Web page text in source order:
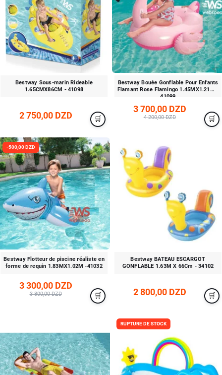
Bestway Sous-marin Rideable
1.65CMX86CM - 41098
2 750,00 DZD
Bestway Bouée Gonflable Pour Enfants
Flamant Rose Flamingo 1.45MX1.21M -
41099
3 700,00 DZD
4 200,00 DZD
-500,00 DZD
Bestway Flotteur de piscine réaliste en
forme de requin 1.83MX1.02M -41032
3 300,00 DZD
3 800,00 DZD
Bestway BATEAU ESCARGOT
GONFLABLE 1.63M X 66Cm - 34102
2 800,00 DZD
RUPTURE DE STOCK